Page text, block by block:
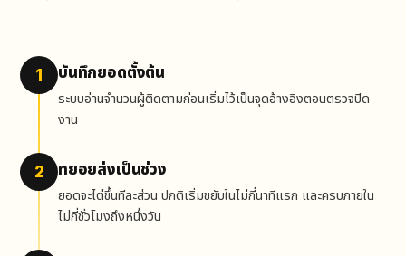
1 บันทึกยอดตั้งต้น
ระบบอ่านจำนวนผู้ติดตามก่อนเริ่มไว้เป็นจุดอ้างอิงตอนตรวจปิด
งาน
2 ทยอยส่งเป็นช่วง
ยอดจะไต่ขึ้นทีละส่วน ปกติเริ่มขยับในไม่กี่นาทีแรก และครบภายใน
ไม่กี่ชั่วโมงถึงหนึ่งวัน